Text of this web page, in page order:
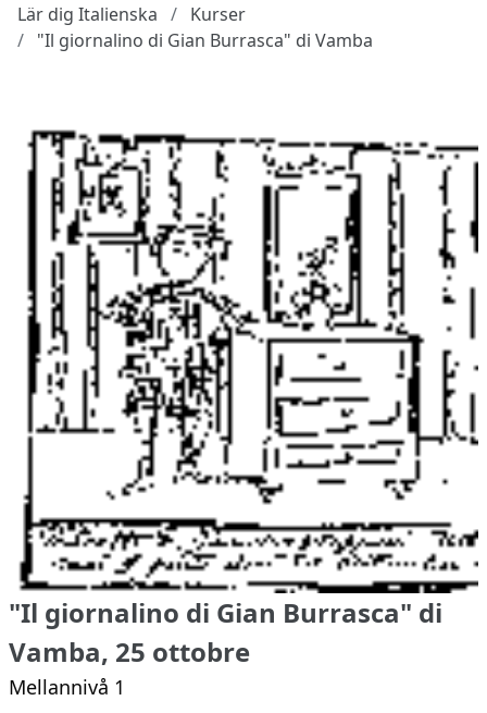
Lär dig Italienska
Kurser
"Il giornalino di Gian Burrasca" di Vamba
"Il giornalino di Gian Burrasca" di
Vamba, 25 ottobre
Mellannivå 1